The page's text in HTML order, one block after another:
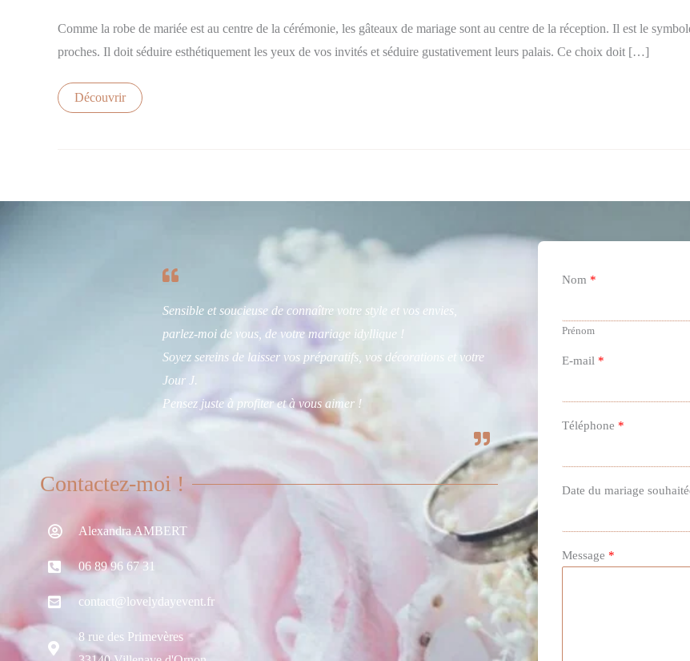
Comme la robe de mariée est au centre de la cérémonie, les gâteaux de mariage sont au centre de la réception. Il est le
proches. Il doit séduire esthétiquement les yeux de vos invités et séduire gustativement leurs palais. Ce choix doit […]
mariage
votre
Découvrir
Sensible et soucieuse de connaître votre style et vos envies,
parlez-moi de vous, de votre mariage idyllique !
Soyez sereins de laisser vos préparatifs, vos décorations et votre
Jour J.
Pensez juste à profiter et à vous aimer !
Contactez-moi !
Alexandra AMBERT
06 89 96 67 31
contact@lovelydayevent.fr
8 rue des Primevères
Nom *
Prénom
E-mail *
Téléphone *
Date du mariage
Message *